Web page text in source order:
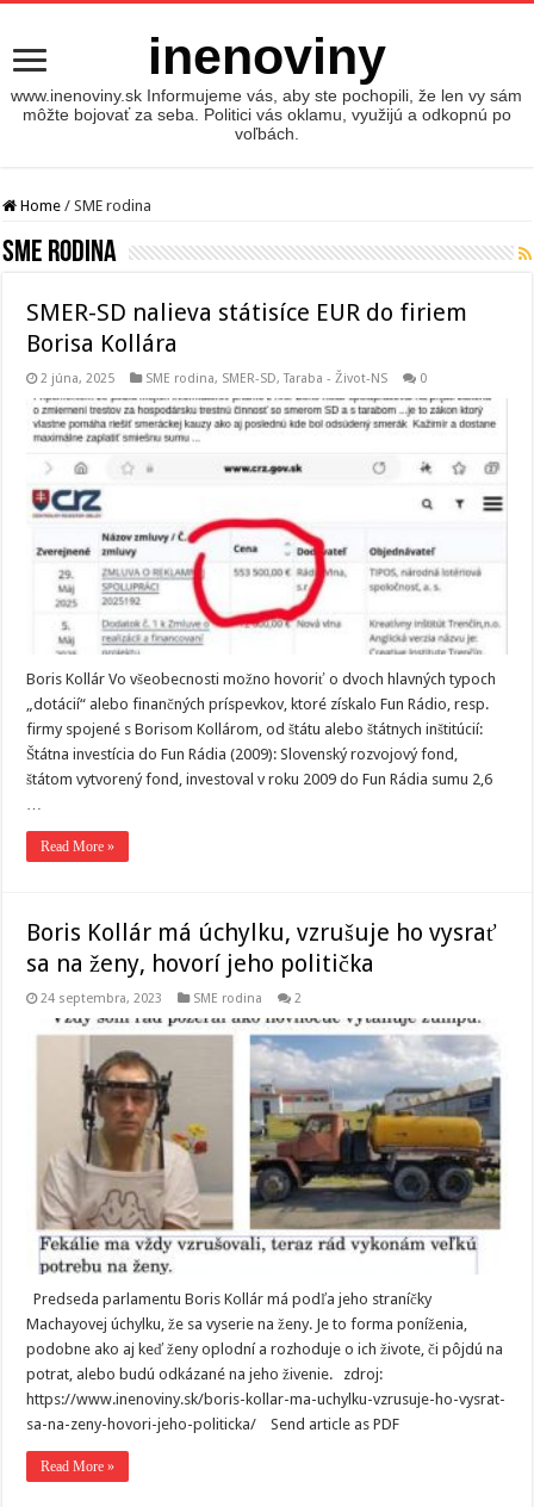
inenoviny
www.inenoviny.sk Informujeme vás, aby ste pochopili, že len vy sám
môžte bojovať za seba. Politici vás oklamu, využijú a odkopnú po
voľbách.
Home / SME rodina
SME rodina
SMER-SD nalieva státisíce EUR do firiem
Borisa Kollára
2 júna, 2025 SME rodina, SMER-SD,Taraba - Život-NS 0
Boris Kollár Vo všeobecnosti možno hovoriť o dvoch hlavných typoch
„dotácií“ alebo finančných príspevkov, ktoré získalo Fun Rádio, resp.
firmy spojené s Borisom Kollárom, od štátu alebo štátnych inštitúcií:
Štátna investícia do Fun Rádia (2009): Slovenský rozvojový fond,
štátom vytvorený fond, investoval v roku 2009 do Fun Rádia sumu 2,6
Read More »
Boris Kollár má úchylku, vzrušuje ho vysrať
sa na ženy, hovorí jeho politička
24 septembra, 2023 SME rodina 2
Predseda parlamentu Boris Kollár má podľa jeho straníčky
Machayovej úchylku, že sa vyserie na ženy. Je to forma poníženia,
podobne ako aj keď ženy oplodní a rozhoduje o ich živote, či pôjdú na
potrat, alebo budú odkázané na jeho živenie. zdroj:
https://www.inenoviny.sk/boris-kollar-ma-uchylku-vzrusuje-ho-vysrat-
sa-na-zeny-hovori-jeho-politicka/ Send article as PDF
Read More »